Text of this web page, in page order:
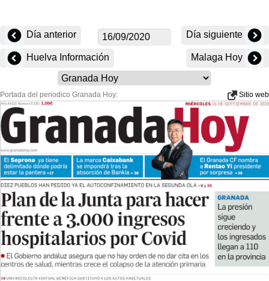
Día anterior Día siguiente
Huelva Información Malaga Hoy
Portada del periodico Granada Hoy: Sitio web